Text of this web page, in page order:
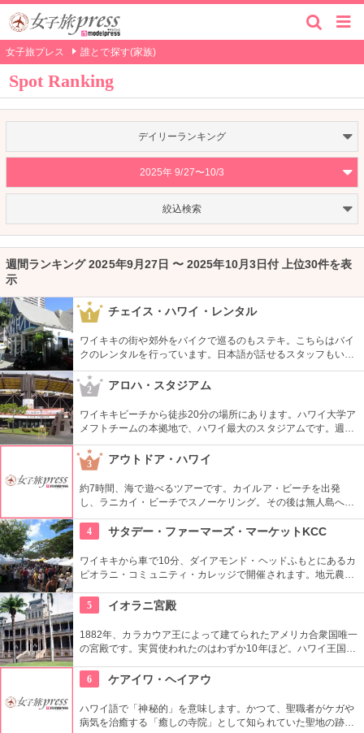
女子旅プレス 誰とで探す(家族)
Spot Ranking
デイリーランキング
2025年 9/27〜10/3
絞込検索
週間ランキング 2025年9月27日 〜 2025年10月3日付 上位30件を表
示
1 チェイス・ハワイ・レンタル
ワイキキの街や郊外をバイクで巡るのもステキ。こちらはバイ
クのレンタルを行っています。日本語が話せるスタッフもいる
ので、安心。オススメのコースをぜひ聞いてみよう。ハーレー
のレンタルでも有名ですよ。
2 アロハ・スタジアム
ワイキキビーチから徒歩20分の場所にあります。ハワイ大学ア
メフトチームの本拠地で、ハワイ最大のスタジアムです。週3
回、スワップミートという名前のフリーマーケットを開催して
います。400以上もの地元のお店が出店し、大盛り上がり。お
宝を見つけてみませんか。
3 アウトドア・ハワイ
約7時間、海で遊べるツアーです。カイルア・ビーチを出発
し、ラニカイ・ビーチでスノーケリング。その後は無人島へゴ
ー！スカヌーをこぎながら、どこまでも続く美しい海を満喫で
きます。日本語スタッフもいますし、送迎やランチもついてい
4 サタデー・ファーマーズ・マーケットKCC
ワイキキから車で10分、ダイアモンド・ヘッドふもとにあるカ
ピオラニ・コミュニティ・カレッジで開催されます。地元農家
食べたくなっちゃいそう。ロコも観光客も多く集まる人気の朝
市なので、売り切れが発生するかも。なるべく早い時間に行っ
てみよう。
5 イオラニ宮殿
1882年、カラカウア王によって建てられたアメリカ合衆国唯一
の宮殿です。実質使われたのはわずか10年ほど。ハワイ王国滅
を経て一般公開されました。豪華絢爛な調度品は当時の4割程
度の数だとか。
6 ケアイワ・ヘイアウ
ハワイ語で「神秘的」を意味します。かつて、聖職者がケガや
病気を治癒する「癒しの寺院」として知られていた聖地の跡地